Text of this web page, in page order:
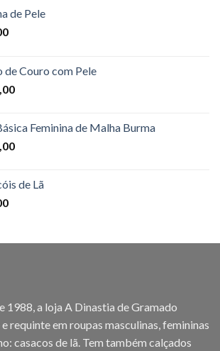
de Pele
de Couro com Pele
Feminina de Malha Burma
de Lã
1988, a loja A Dinastia de Gramado
requinte em roupas masculinas, femininas
casacos de lã. Tem também calçados